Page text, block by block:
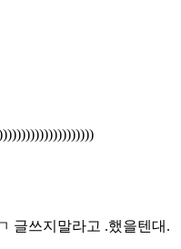
글쓰지말라고 .했을텐대.